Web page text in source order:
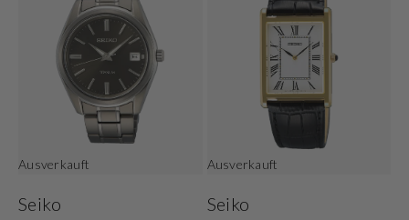
Ausverkauft
Seiko
Ausverkauft
Seiko